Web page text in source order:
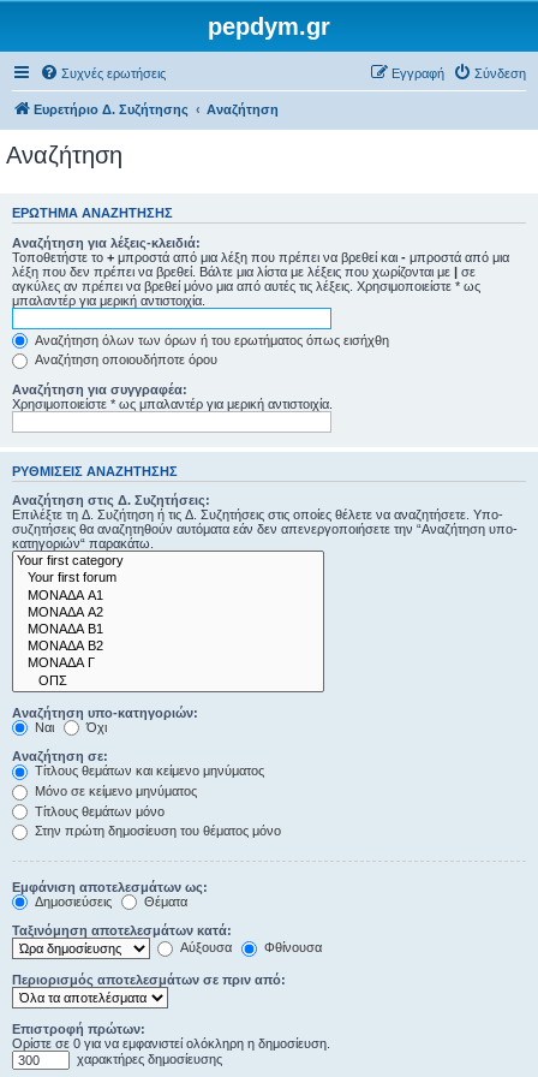
pepdym.gr
Συχνές ερωτήσεις Σύνδεση
Εγγραφή
Ευρετήριο Δ. Συζήτησης Αναζήτηση
Αναζήτηση
ΕΡΏΤΗΜΑ ΑΝΑΖΉΤΗΣΗΣ
Αναζήτηση για λέξεις-κλειδιά:
Τοποθετήστε το + μπροστά από μια λέξη που πρέπει να βρεθεί και - μπροστά από μια
λέξη που δεν πρέπει να βρεθεί. Βάλτε μια λίστα με λέξεις που χωρίζονται με | σε
αγκύλες αν πρέπει να βρεθεί μόνο μια από αυτές τις λέξεις. Χρησιμοποιείστε * ως
μπαλαντέρ για μερική αντιστοιχία.
Αναζήτηση όλων των όρων ή του ερωτήματος όπως εισήχθη
Αναζήτηση οποιουδήποτε όρου
Αναζήτηση για συγγραφέα:
Χρησιμοποιείστε * ως μπαλαντέρ για μερική αντιστοιχία.
ΡΥΘΜΊΣΕΙΣ ΑΝΑΖΉΤΗΣΗΣ
Αναζήτηση στις Δ. Συζητήσεις:
Επιλέξτε τη Δ. Συζήτηση ή τις Δ. Συζητήσεις στις οποίες θέλετε να αναζητήσετε. Υπο-
συζητήσεις θα αναζητηθούν αυτόματα εάν δεν απενεργοποιήσετε την “Αναζήτηση υπο-
κατηγοριών“ παρακάτω.
Αναζήτηση υπο-κατηγοριών:
Ναι
Όχι
Αναζήτηση σε:
Τίτλους θεμάτων και κείμενο μηνύματος
Μόνο σε κείμενο μηνύματος
Τίτλους θεμάτων μόνο
Στην πρώτη δημοσίευση του θέματος μόνο
Εμφάνιση αποτελεσμάτων ως:
Δημοσιεύσεις
Θέματα
Ταξινόμηση αποτελεσμάτων κατά:
Αύξουσα
Φθίνουσα
Περιορισμός αποτελεσμάτων σε πριν από:
Επιστροφή πρώτων:
Ορίστε σε 0 για να εμφανιστεί ολόκληρη η δημοσίευση.
χαρακτήρες δημοσίευσης